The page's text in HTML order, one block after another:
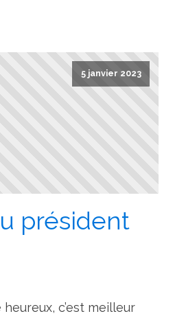
5 janvier 2023
président
heureux, c’est meilleur